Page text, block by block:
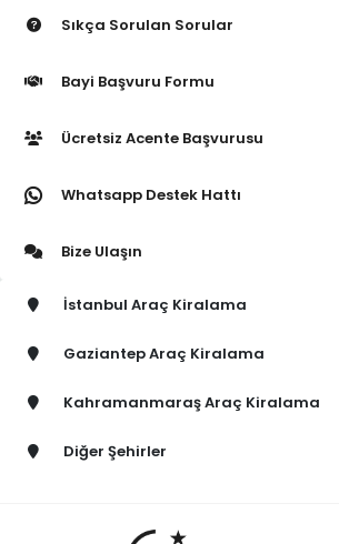
Sıkça Sorulan Sorular
Bayi Başvuru Formu
Ücretsiz Acente Başvurusu
Whatsapp Destek Hattı
Bize Ulaşın
İstanbul Araç Kiralama
Gaziantep Araç Kiralama
Kahramanmaraş Araç Kiralama
Diğer Şehirler